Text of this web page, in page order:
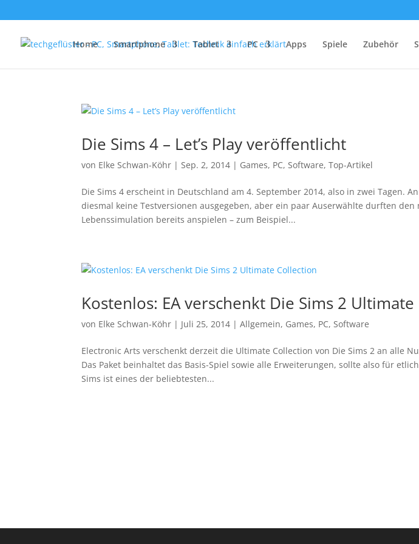
Home Smartphone Tablet PC Apps Spiele Zubehör
Die Sims 4 – Let’s Play veröffentlicht
von Elke Schwan-Köhr | Sep. 2, 2014 | Games, PC, Software,Top-Artikel
Die Sims 4 erscheint in Deutschland am 4. September 2014, also in zwei Tagen.
diesmal keine Testversionen ausgegeben, aber ein paar Auserwählte durften den
Lebenssimulation bereits anspielen – zum Beispiel...
Kostenlos: EA verschenkt Die Sims 2
von Elke Schwan-Köhr | Juli 25, 2014 |Allgemein, Games, PC, Software
Electronic Arts verschenkt derzeit die Ultimate Collection von Die Sims 2 an alle
Das Paket beinhaltet das Basis-Spiel sowie alle Erweiterungen, sollte also für
Sims ist eines der beliebtesten...